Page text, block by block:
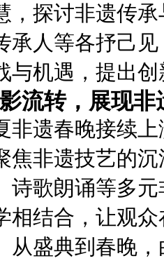
，探讨非遗传
承人等各抒己
与机遇，提出
流转，展现非
非遗春晚接续
焦非遗技艺的
诗歌朗诵等多
相结合，让观
从盛典到春晚